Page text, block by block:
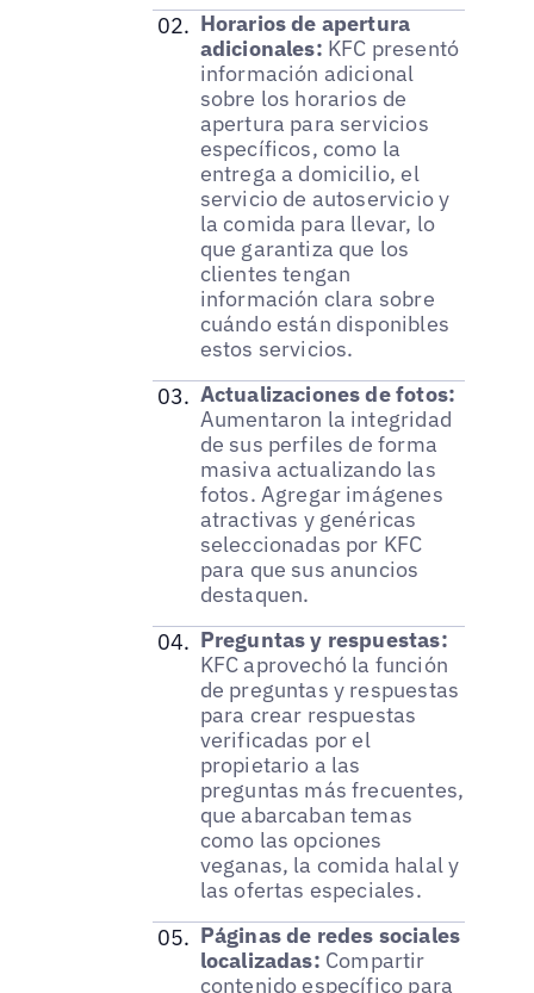
Horarios de apertura
adicionales: KFC presentó
información adicional
sobre los horarios de
apertura para servicios
específicos, como la
entrega a domicilio, el
servicio de autoservicio y
la comida para llevar, lo
que garantiza que los
clientes tengan
información clara sobre
cuándo están disponibles
estos servicios.
Actualizaciones de fotos:
Aumentaron la integridad
de sus perfiles de forma
masiva actualizando las
fotos. Agregar imágenes
atractivas y genéricas
seleccionadas por KFC
para que sus anuncios
destaquen.
Preguntas y respuestas:
KFC aprovechó la función
de preguntas y respuestas
para crear respuestas
verificadas por el
propietario a las
preguntas más frecuentes,
que abarcaban temas
como las opciones
veganas, la comida halal y
las ofertas especiales.
Páginas de redes sociales
localizadas: Compartir
contenido específico para